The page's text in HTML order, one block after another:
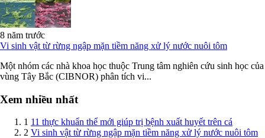
8 năm trước
Vi sinh vật từ rừng ngập mặn tiềm năng xử lý nước nuôi tôm
Một nhóm các nhà khoa học thuộc Trung tâm nghiên cứu sinh học của
vùng Tây Bắc (CIBNOR) phân tích vi...
Xem nhiều nhất
1 11 thực khuẩn thể mới giúp trị bệnh xuất huyết trên cá
2 Vi sinh vật từ rừng ngập mặn tiềm năng xử lý nước nuôi tôm